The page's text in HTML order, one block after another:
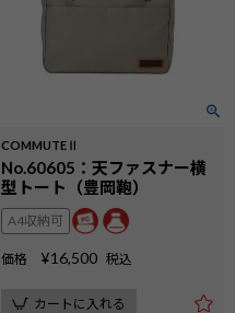
COMMUTEⅡ
No.60605：天ファスナー横
型トート（豊岡鞄）
A4収納可
価格 ¥16,500 税込
カートに入れる